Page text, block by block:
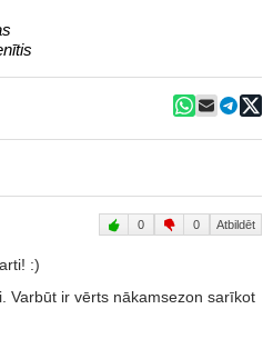
0 0 Atbildēt
:)
Varbūt ir vērts nākamsezon sarīkot